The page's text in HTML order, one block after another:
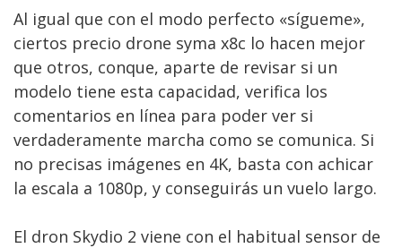
Al igual que con el modo perfecto «sígueme»,
ciertos precio drone syma x8c lo hacen mejor
que otros, conque, aparte de revisar si un
modelo tiene esta capacidad, verifica los
comentarios en línea para poder ver si
verdaderamente marcha como se comunica. Si
no precisas imágenes en 4K, basta con achicar
la escala a 1080p, y conseguirás un vuelo largo.
El dron Skydio 2 viene con el habitual sensor de